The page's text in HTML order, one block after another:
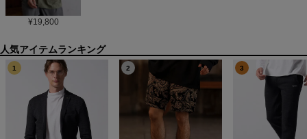
¥19,800
1 2 3